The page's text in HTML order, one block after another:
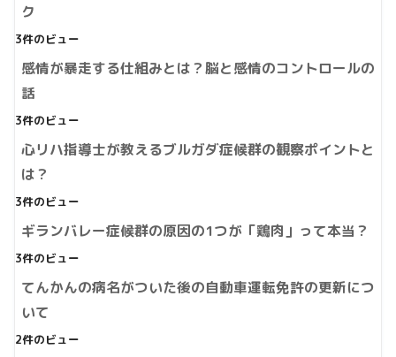
ク
3件のビュー
感情が暴走する仕組みとは？脳と感情のコントロールの
話
3件のビュー
心リハ指導士が教えるブルガダ症候群の観察ポイントと
は？
3件のビュー
ギランバレー症候群の原因の1つが「鶏肉」って本当？
3件のビュー
てんかんの病名がついた後の自動車運転免許の更新につ
いて
2件のビュー